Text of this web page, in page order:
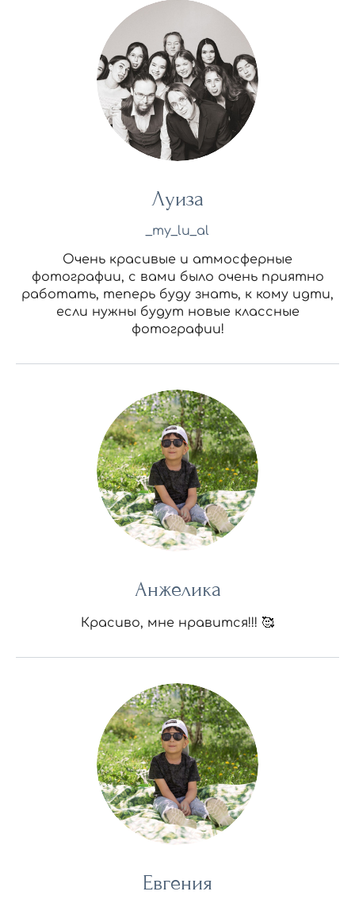
Луиза
_my_lu_al
Очень красивые и атмосферные
фотографии, с вами было очень приятно
работать, теперь буду знать, к кому идти,
если нужны будут новые классные
фотографии!
Анжелика
Красиво, мне нравится!!! 🥰
Евгения